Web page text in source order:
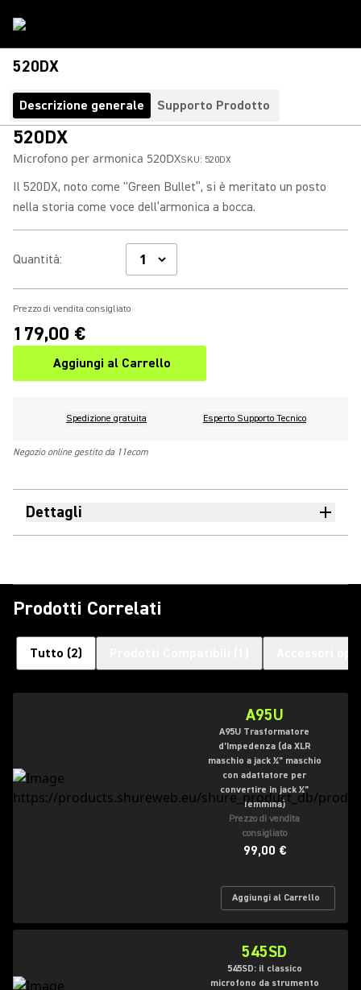
520DX
Descrizione generale Supporto Prodotto
520DX
Microfono per armonica 520DXSKU: 520DX
Il 520DX, noto come "Green Bullet”, si è meritato un posto
nella storia come voce dell’armonica a bocca.
Quantità:
Prezzo di vendita consigliato
179,00 €
Aggiungi al Carrello
Spedizione gratuita Esperto Supporto Tecnico
Negozio online gestito da 11ecom
Dettagli
Prodotti Correlati
Tutto (2)
A95U
A95U Trasformatore
d’Impedenza (da XLR
maschio a jack ¼” maschio
con adattatore per
convertire in jack ¼”
femmina)
Prezzo di vendita
consigliato
99,00 €
Aggiungi al Carrello
545SD
545SD: il classico
microfono da strumento